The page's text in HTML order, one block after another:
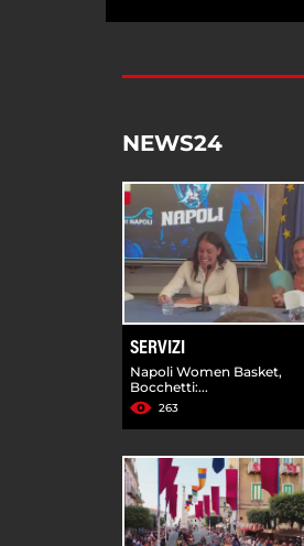
NEWS24
SERVIZI
Napoli Women Basket,
Bocchetti:...
263